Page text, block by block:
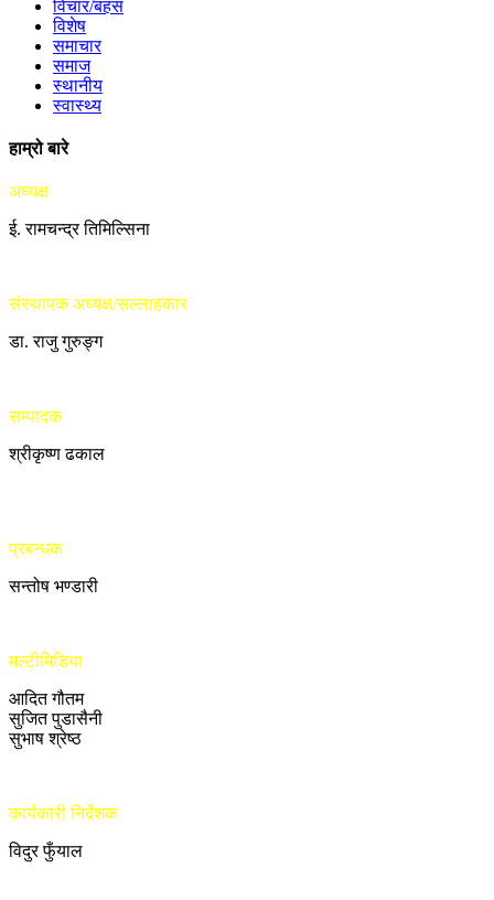
विचार/बहस
विशेष
समाचार
समाज
स्थानीय
स्वास्थ्य
हाम्रो बारे
अध्यक्ष
ई. रामचन्द्र तिमिल्सिना
संस्थापक अध्यक्ष/सल्लाहकार
डा. राजु गुरुङ्ग
सम्पादक
श्रीकृष्ण ढकाल
प्रबन्धक
सन्तोष भण्डारी
मल्टीमिडिया
आदित गौतम
सुजित पुडासैनी
सुभाष श्रेष्ठ
कार्यकारी निर्देशक
विदुर फुँयाल